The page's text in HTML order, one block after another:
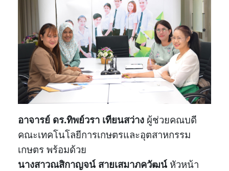
อาจารย์ ดร.ทิพย์วรา เทียนสว่าง ผู้ช่วยคณบดี
คณะเทคโนโลยีการเกษตรและอุตสาหกรรม
เกษตร พร้อมด้วย
นางสาวณสิกาญจน์ สายเสมาภควัฒน์ หัวหน้า